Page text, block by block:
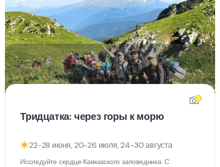
9
Тридцатка: через горы к морю
22-28 июня, 20-26 июля, 24-30 августа
Исследуйте сердце Кавказского заповедника. С